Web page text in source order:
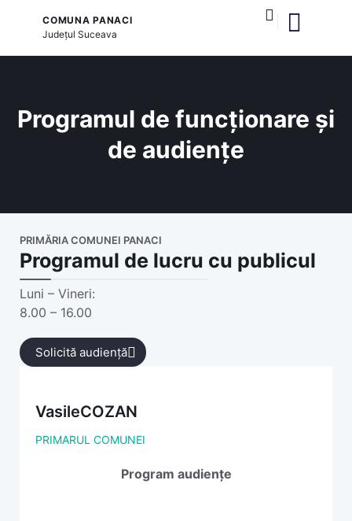
COMUNA PANACI
JudețulSuceava
Programul de funcționare și
de audiențe
PRIMĂRIA COMUNEI PANACI
Programul de lucru cu publicul
Luni – Vineri:
8.00 – 16.00
Solicită audiență
VasileCOZAN
PRIMARUL COMUNEI
Program audiențe